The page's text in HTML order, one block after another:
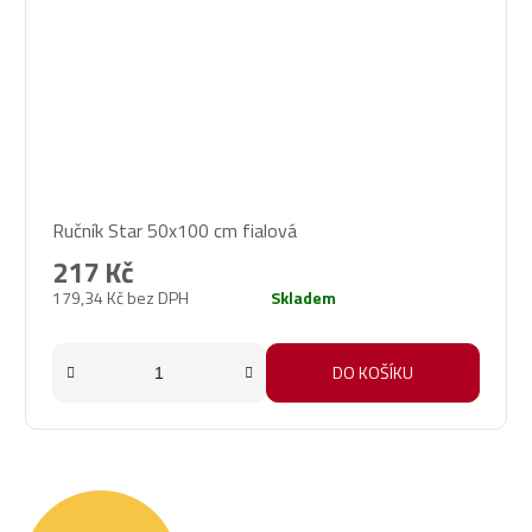
Ručník Star 50x100 cm fialová
179,34 Kč bez DPH
217 Kč
Skladem
DO KOŠÍKU